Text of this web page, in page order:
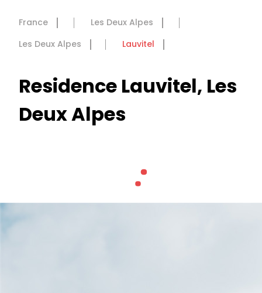
France
Les Deux Alpes
Les Deux Alpes
Lauvitel
Residence Lauvitel, Les
Deux Alpes